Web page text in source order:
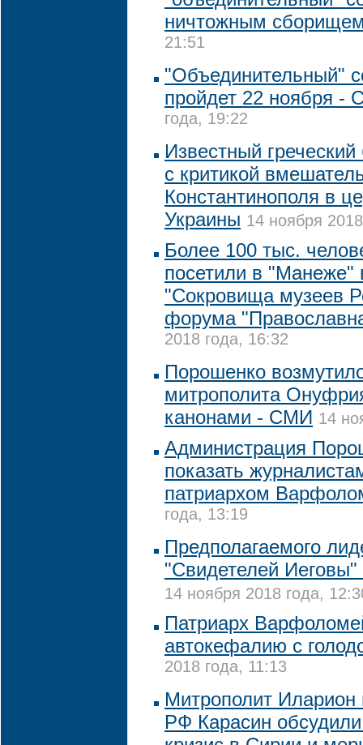
ничтожным
21:51
"Объединительный"
пройдет 22 ноября -
года, 19:22
Известный
с критикой
Константинополя в
Украины 14 ноября
Более 100 тыс.
посетили в "Манеже"
"Сокровища музеев
форума
2018 года, 16:32
Порошенко
митрополита
канонами - СМИ 14
Администрация
показать
патриархом
года, 13:19
Предполагаемого
"Свидетелей
14 ноября 2018 года,
Патриарх
автокефалию с
2018 года, 11:13
Митрополит
РФ Карасин